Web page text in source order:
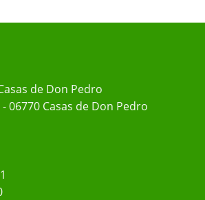
de Don Pedro
06770 Casas de Don Pedro